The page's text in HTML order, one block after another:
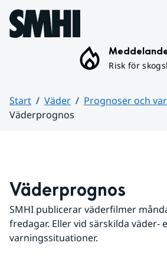
Hoppa till sidans innehåll
Risk för
Start Väder
Prognoser och
Väderprognos
Väderprognos
SMHI publicerar väderfilmer
fredagar. Eller vid särskilda väder-
varningssituationer.